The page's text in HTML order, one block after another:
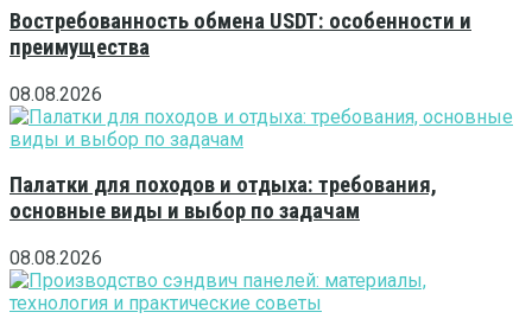
Востребованность обмена USDT: особенности и
преимущества
08.08.2026
Палатки для походов и отдыха: требования,
основные виды и выбор по задачам
08.08.2026